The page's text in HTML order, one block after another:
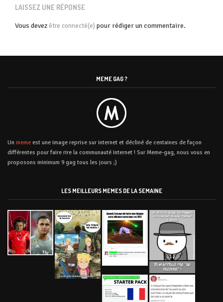
LAISSEZ UNE RÉPONSE
Vous devez être connecté(e) pour rédiger un commentaire.
MEME GAG ?
Un meme est une image reprise sur internet et décliné de centaines de façon
différentes pour faire rire la communauté internet ! Sur Meme-gag, nous vous en
proposons minimum 9 gag tous les jours ;)
LES MEILLEURS MEMES DE LA SEMAINE